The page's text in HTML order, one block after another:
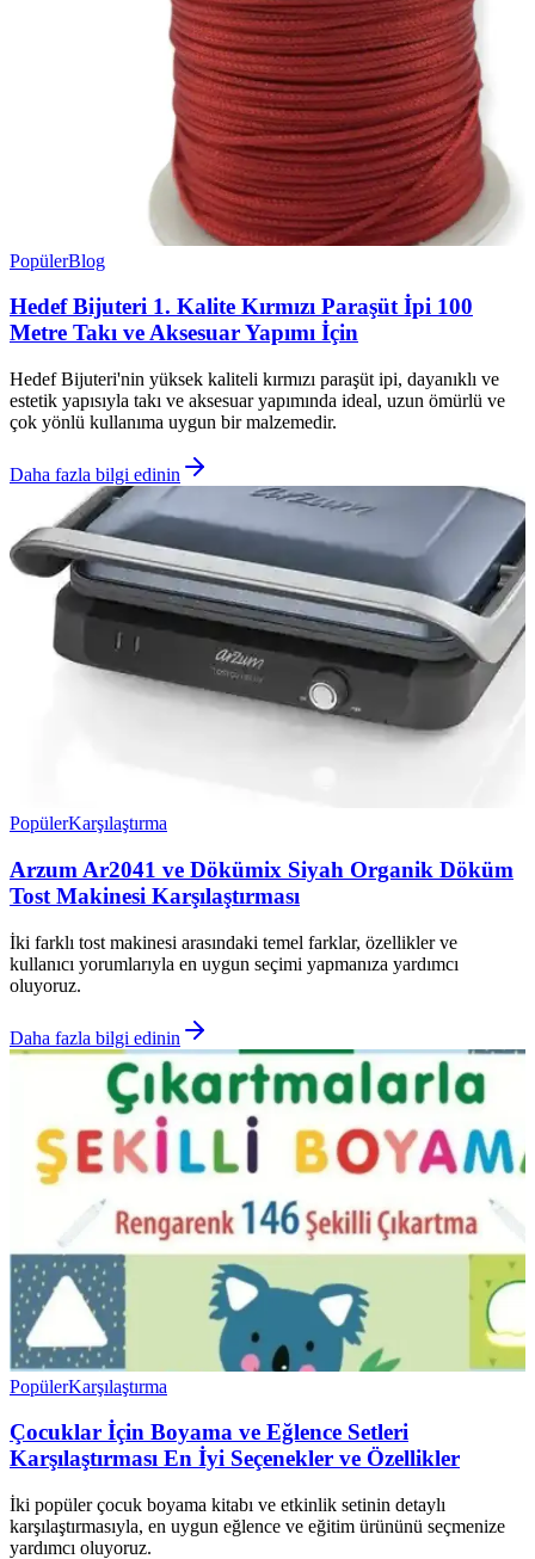
PopülerBlog
Hedef Bijuteri 1. Kalite Kırmızı Paraşüt İpi 100
Metre Takı ve Aksesuar Yapımı İçin
Hedef Bijuteri'nin yüksek kaliteli kırmızı paraşüt ipi, dayanıklı ve
estetik yapısıyla takı ve aksesuar yapımında ideal, uzun ömürlü ve
çok yönlü kullanıma uygun bir malzemedir.
Daha fazla bilgi edinin
PopülerKarşılaştırma
Arzum Ar2041 ve Dökümix Siyah Organik Döküm
Tost Makinesi Karşılaştırması
İki farklı tost makinesi arasındaki temel farklar, özellikler ve
kullanıcı yorumlarıyla en uygun seçimi yapmanıza yardımcı
oluyoruz.
Daha fazla bilgi edinin
PopülerKarşılaştırma
Çocuklar İçin Boyama ve Eğlence Setleri
Karşılaştırması En İyi Seçenekler ve Özellikler
İki popüler çocuk boyama kitabı ve etkinlik setinin detaylı
karşılaştırmasıyla, en uygun eğlence ve eğitim ürününü seçmenize
yardımcı oluyoruz.